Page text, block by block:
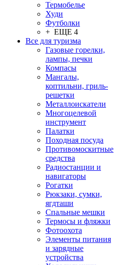
Термобелье
Худи
Футболки
+ ЕЩЕ 4
Все для туризма
Газовые горелки,
лампы, печки
Компасы
Мангалы,
коптильни, гриль-
решетки
Металлоискатели
Многоцелевой
инструмент
Палатки
Походная посуда
Противомоскитные
средства
Радиостанции и
навигаторы
Рогатки
Рюкзаки, сумки,
ягдташи
Спальные мешки
Термосы и фляжки
Фотоохота
Элементы питания
и зарядные
устройства